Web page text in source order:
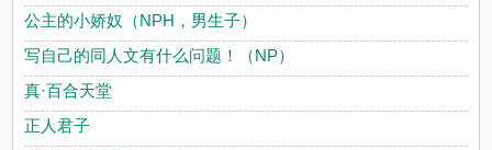
公主的小娇奴（NPH，男生子）
写自己的同人文有什么问题！（NP）
真·百合天堂
正人君子